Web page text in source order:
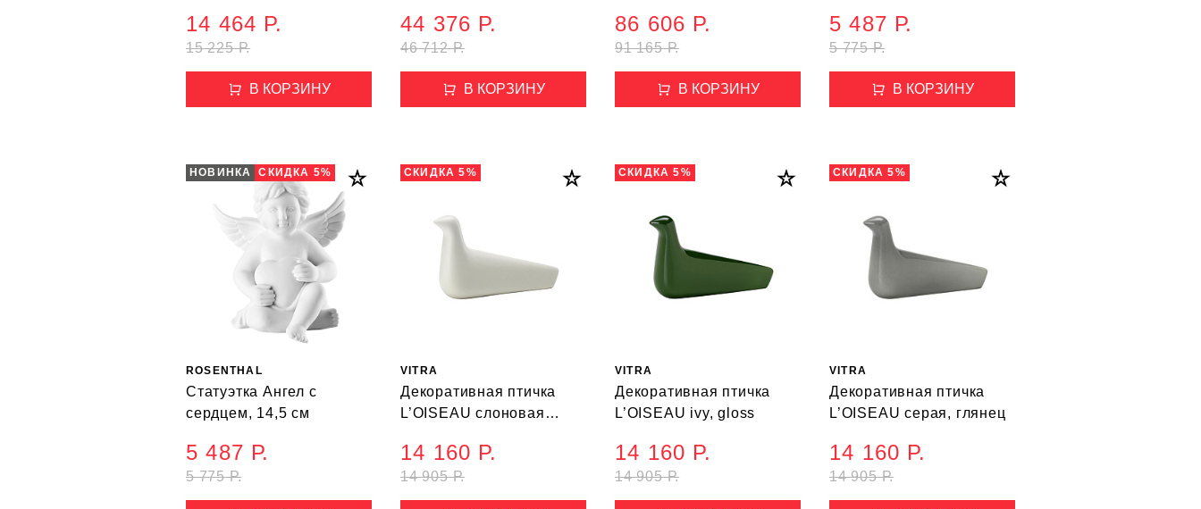
см/8см/5см
15 225 Р.
14 464 Р.
В КОРЗИНУ
46 712 Р.
44 376 Р.
В КОРЗИНУ
91 165 Р.
86 606 Р.
В КОРЗИНУ
5 775 Р.
5 487 Р.
В КОРЗИНУ
НОВИНКА СКИДКА 5%
ROSENTHAL
Статуэтка Ангел c
сердцем, 14,5 см
5 775 Р.
5 487 Р.
СКИДКА 5%
VITRA
Декоративная птичка
L’OISEAU слоновая
14 905 Р.
14 160 Р.
СКИДКА 5%
VITRA
Декоративная птичка
L’OISEAU ivy, gloss
14 905 Р.
14 160 Р.
СКИДКА 5%
VITRA
Декоративная птичка
L’OISEAU серая, глянец
14 905 Р.
14 160 Р.